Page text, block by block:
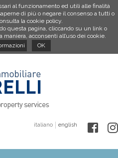
al funzionamento ed utili alle finalità
di più o negare il consenso a tutti o
la cookie policy.
questa pagina, cliccando su un link o
acconsenti all’uso dei cookie.
OK
italiano english